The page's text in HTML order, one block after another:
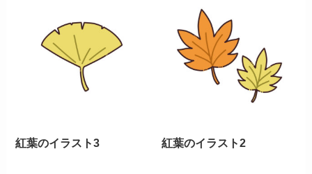
紅葉のイラスト3 紅葉のイラスト2